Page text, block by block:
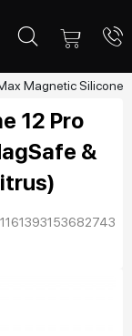
Magnetic Silicone
12 Pro
&